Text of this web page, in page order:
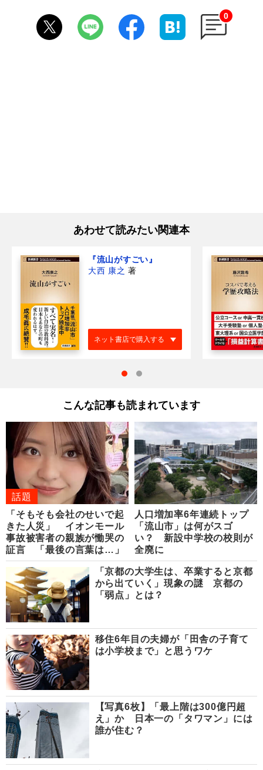
0
あわせて読みたい関連本
『流山がすごい』
大西 康之 著
ネット書店で購入する
こんな記事も読まれています
話題
「そもそも会社のせいで起
きた人災」 イオンモール
事故被害者の親族が慟哭の
証言 「最後の言葉は…」
人口増加率6年連続トップ
「流山市」は何がスゴ
い？ 新設中学校の校則が
全廃に
「京都の大学生は、卒業すると京都
から出ていく」現象の謎 京都の
「弱点」とは？
移住6年目の夫婦が「田舎の子育て
は小学校まで」と思うワケ
【写真6枚】「最上階は300億円超
え」か 日本一の「タワマン」には
誰が住む？